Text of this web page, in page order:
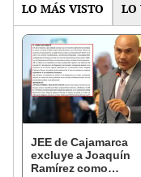
LO MÁS VISTO LO
JEE de Cajamarca
excluye a Joaquín
Ramírez como